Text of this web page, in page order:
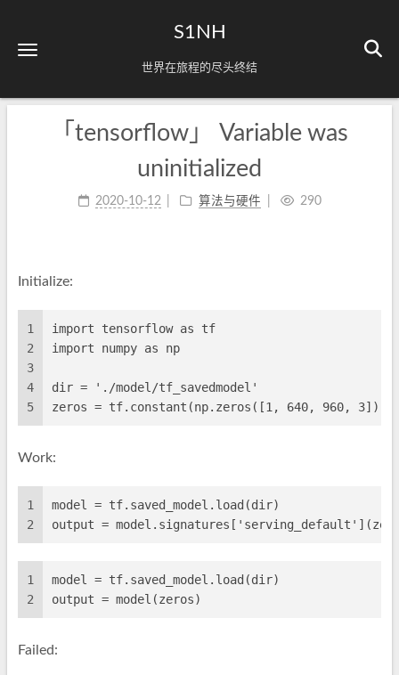
S1NH
世界在旅程的尽头终结
「tensorflow」 Variable was
uninitialized
2020-10-12 算法与硬件 290
Initialize:
1
2
3
4
5
import tensorflow as tf
import numpy as np
dir = './model/tf_savedmodel'
zeros = tf.constant(np.zeros([1, 640, 960, 3]),
Work:
1
2
model = tf.saved_model.load(dir)
output =
1
2
model = tf.saved_model.load(dir)
output = model(zeros)
Failed: